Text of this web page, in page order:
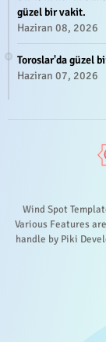
güzel bir vakit.
Haziran 08, 2026
Toroslar'da güzel
Haziran 07, 2026
Wind Spot
Various Features
handle by Piki